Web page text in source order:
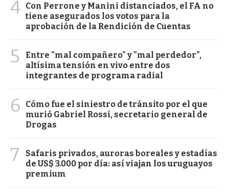
4 Con Perrone y Manini distanciados, el FA no
tiene asegurados los votos para la
aprobación de la Rendición de Cuentas
5
Entre "mal compañero" y "mal perdedor",
altísima tensión en vivo entre dos
integrantes de programa radial
6
Cómo fue el siniestro de tránsito por el que
murió Gabriel Rossi, secretario general de
Drogas
7
Safaris privados, auroras boreales y estadías
de US$ 3.000 por día: así viajan los uruguayos
premium